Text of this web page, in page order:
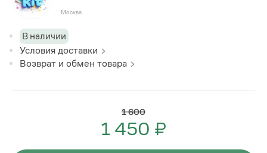
Москва
В наличии
Условия доставки
Возврат и обмен товара
1 600
1 450 ₽